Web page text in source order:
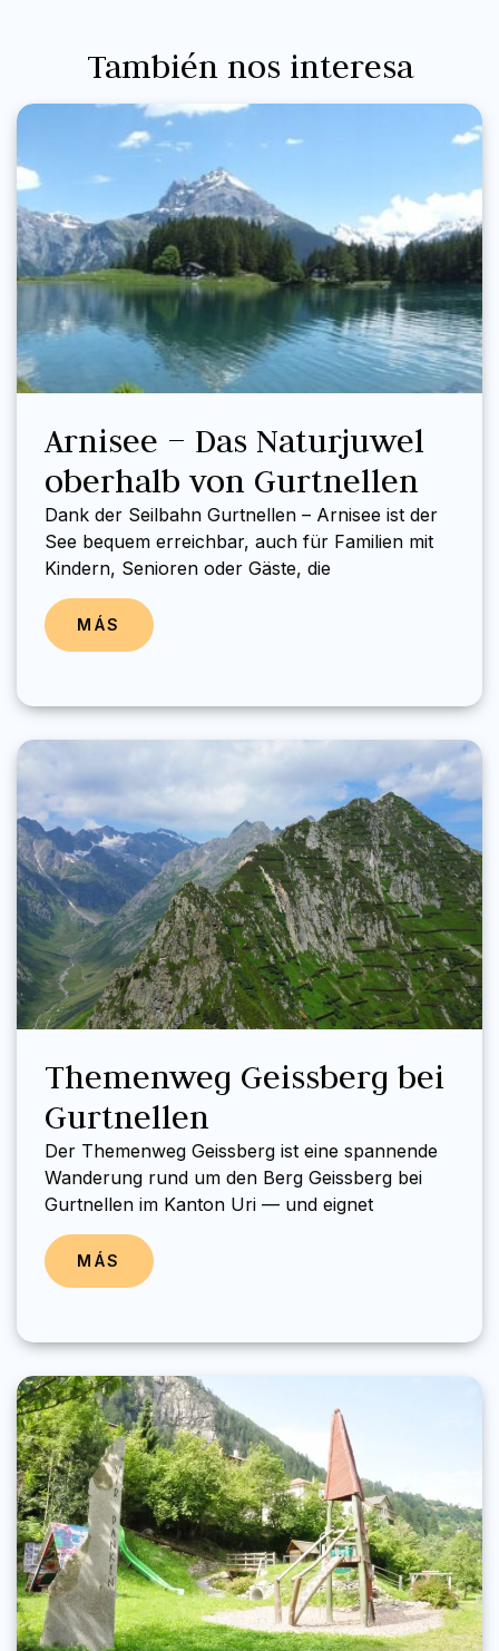
También nos interesa
Arnisee – Das Naturjuwel
oberhalb von Gurtnellen
Dank der Seilbahn Gurtnellen – Arnisee ist der
See bequem erreichbar, auch für Familien mit
Kindern, Senioren oder Gäste, die
MÁS
Themenweg Geissberg bei
Gurtnellen
Der Themenweg Geissberg ist eine spannende
Wanderung rund um den Berg Geissberg bei
Gurtnellen im Kanton Uri — und eignet
MÁS